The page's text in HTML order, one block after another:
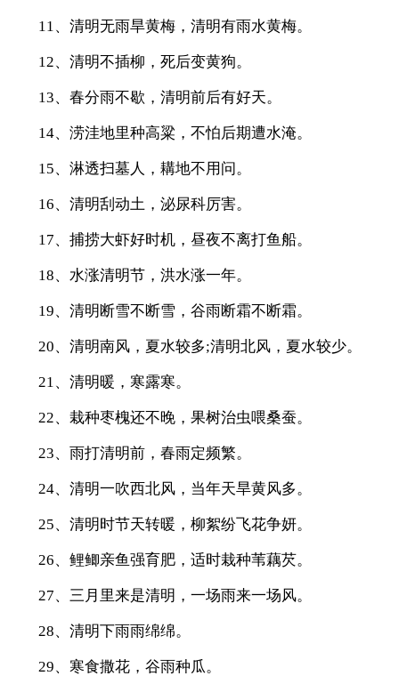
11、清明无雨旱黄梅，清明有雨水黄梅。
12、清明不插柳，死后变黄狗。
13、春分雨不歇，清明前后有好天。
14、涝洼地里种高粱，不怕后期遭水淹。
15、淋透扫墓人，耩地不用问。
16、清明刮动土，泌尿科厉害。
17、捕捞大虾好时机，昼夜不离打鱼船。
18、水涨清明节，洪水涨一年。
19、清明断雪不断雪，谷雨断霜不断霜。
20、清明南风，夏水较多;清明北风，夏水较少。
21、清明暖，寒露寒。
22、栽种枣槐还不晚，果树治虫喂桑蚕。
23、雨打清明前，春雨定频繁。
24、清明一吹西北风，当年天旱黄风多。
25、清明时节天转暖，柳絮纷飞花争妍。
26、鲤鲫亲鱼强育肥，适时栽种苇藕芡。
27、三月里来是清明，一场雨来一场风。
28、清明下雨雨绵绵。
29、寒食撒花，谷雨种瓜。